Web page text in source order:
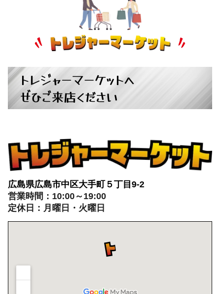
トレジャーマーケットへ
ぜひご来店ください
広島県広島市中区大手町５丁目9-2
営業時間：10:00～19:00
定休日：月曜日・火曜日